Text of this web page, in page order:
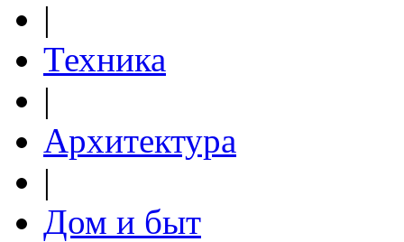
|
Техника
|
Архитектура
|
Дом и быт